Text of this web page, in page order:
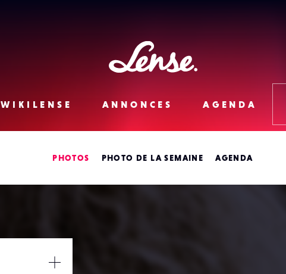
Lense
WIKILENSE ANNONCES AGENDA
PHOTOS PHOTO DE LA SEMAINE AGENDA